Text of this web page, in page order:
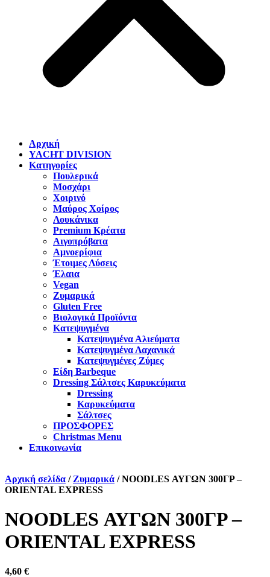
Αρχική
YACHT DIVISION
Κατηγορίες
Πουλερικά
Μοσχάρι
Χοιρινό
Μαύρος Χοίρος
Λουκάνικα
Premium Κρέατα
Αιγοπρόβατα
Αμνοερίφια
Έτοιμες Λύσεις
Έλαια
Vegan
Ζυμαρικά
Gluten Free
Βιολογικά Προϊόντα
Κατεψυγμένα
Κατεψυγμένα Αλιεύματα
Κατεψυγμένα Λαχανικά
Κατεψυγμένες Ζύμες
Είδη Barbeque
Dressing Σάλτσες Καρυκεύματα
Dressing
Καρυκεύματα
Σάλτσες
ΠΡΟΣΦΟΡΕΣ
Christmas Menu
Επικοινωνία
Αρχική σελίδα / Ζυμαρικά / NOODLES ΑΥΓΩΝ 300ΓΡ –
ORIENTAL EXPRESS
NOODLES ΑΥΓΩΝ 300ΓΡ –
ORIENTAL EXPRESS
4,60 €